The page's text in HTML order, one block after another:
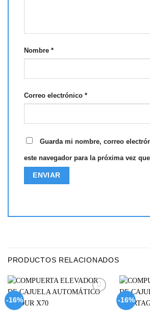
Nombre *
Correo electrónico *
Guarda mi nombre, correo
este navegador para la próxima vez
PRODUCTOS RELACIONADOS
-16% -16%